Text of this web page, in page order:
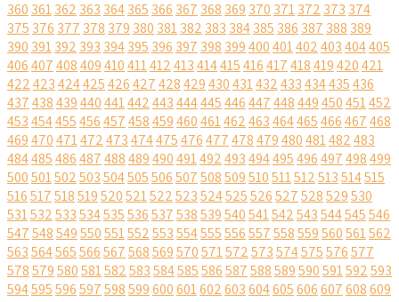
360 361362 363 364365 366 367 368 369 370 371372 373 374
375 376 377 378 379 380 381382 383 384385 386 387 388 389
390 391392 393 394395 396 397 398 399400401402403404405
406407408409410411412413414415416417418419420421
422423424425426427428429430431432433434435436
437438439440441442443444445446447448449450451452
453454455456457458459460461462463464465466467468
469470471472473474475476477478479480481482483
484485486487488489490491492493494495496497498499
500501502503504505506507508509510511512513514515
516517518519520521522523524525526527528529530
531532533534535536537538539540541542543544545546
547548549550551552553554555556557558559560561562
563564565566567568569570571572573574575576577
578579580581582583584585586587588589590591592593
594595596597598599600601602603604605606607608609